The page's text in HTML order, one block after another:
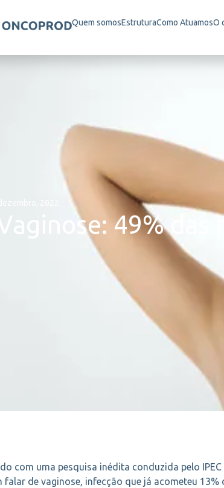
Quem somosEstruturaComo AtuamosO
Vaginose: 49%
com uma pesquisa inédita conduzida pelo
falar de vaginose, infecção que já acometeu